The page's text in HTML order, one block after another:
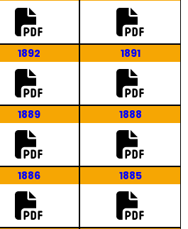
1892 1891
1889 1888
1886 1885